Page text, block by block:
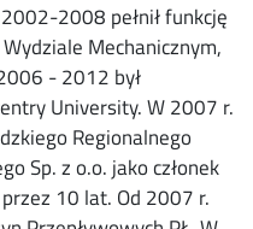
2008 pełnił funkcję
Mechanicznym,
- 2012 był
University. W 2007 r.
Regionalnego
Sp. z o.o. jako członek
10 lat. Od 2007 r.